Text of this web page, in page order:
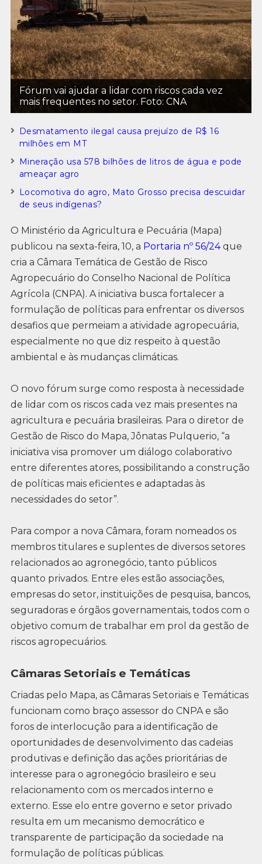
Fórum vai ajudar a lidar com riscos cada vez
mais frequentes no setor. Foto: CNA
Desmatamento ilegal causa prejuízo de R$ 16
milhões em MT
Mineração usa 578 bilhões de litros de água e pode
ameaçar agro
Locomotiva do agro, Mato Grosso precisa descuidar
de seus indígenas?
O Ministério da Agricultura e Pecuária (Mapa)
publicou na sexta-feira, 10, a Portaria nº 56/24que
cria a Câmara Temática de Gestão de Risco
Agropecuário do Conselho Nacional de Política
Agrícola (CNPA). A iniciativa busca fortalecer a
formulação de políticas para enfrentar os diversos
desafios que permeiam a atividade agropecuária,
especialmente no que diz respeito à questão
ambiental e às mudanças climáticas.
O novo fórum surge como resposta à necessidade
de lidar com os riscos cada vez mais presentes na
agricultura e pecuária brasileiras. Para o diretor de
Gestão de Risco do Mapa, Jônatas Pulquerio, “a
iniciativa visa promover um diálogo colaborativo
entre diferentes atores, possibilitando a construção
de políticas mais eficientes e adaptadas às
necessidades do setor”.
Para compor a nova Câmara, foram nomeados os
membros titulares e suplentes de diversos setores
relacionados ao agronegócio, tanto públicos
quanto privados. Entre eles estão associações,
empresas do setor, instituições de pesquisa, bancos,
seguradoras e órgãos governamentais, todos com o
objetivo comum de trabalhar em prol da gestão de
riscos agropecuários.
Câmaras Setoriais e Temáticas
Criadas pelo Mapa, as Câmaras Setoriais e Temáticas
funcionam como braço assessor do CNPA e são
foros de interlocução para a identificação de
oportunidades de desenvolvimento das cadeias
produtivas e definição das ações prioritárias de
interesse para o agronegócio brasileiro e seu
relacionamento com os mercados interno e
externo. Esse elo entre governo e setor privado
resulta em um mecanismo democrático e
transparente de participação da sociedade na
formulação de políticas públicas.